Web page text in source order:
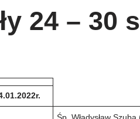
24 – 30